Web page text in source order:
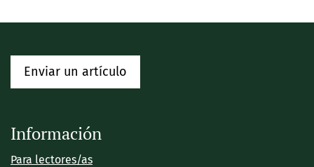
Enviar un artículo
Información
Para lectores/as